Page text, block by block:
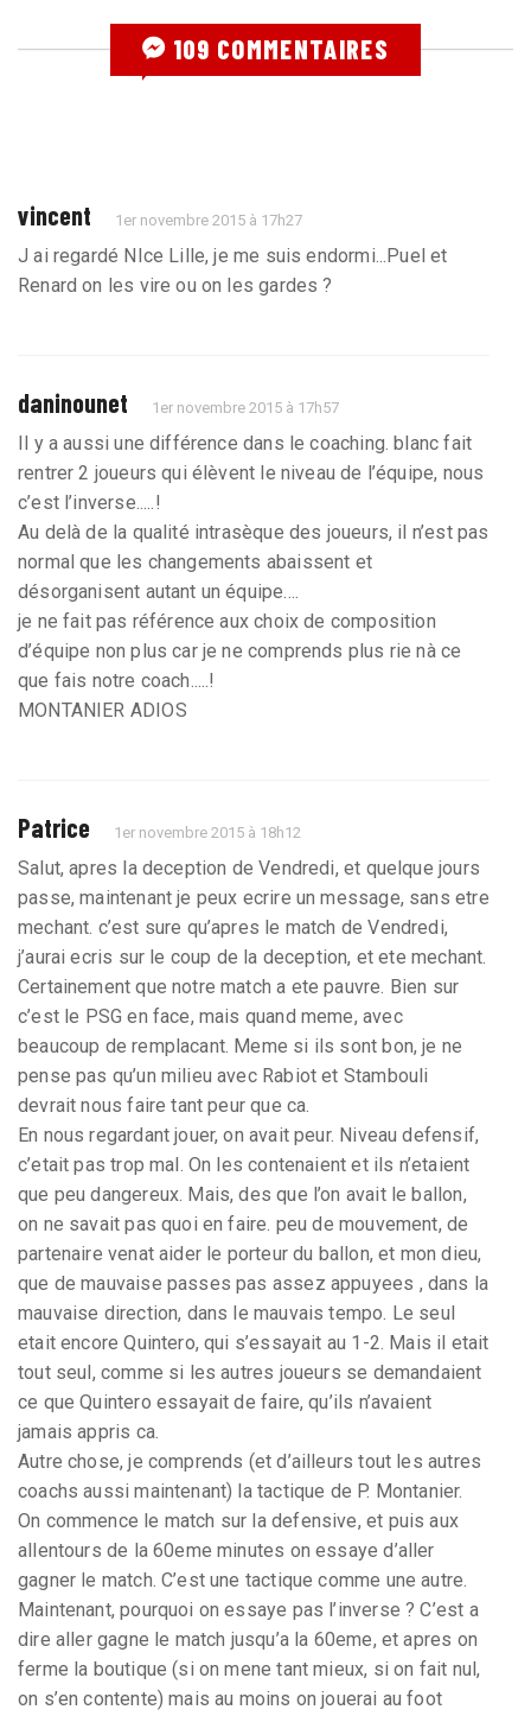
109 COMMENTAIRES
vincent 1er novembre 2015 à 17h27
J ai regardé NIce Lille, je me suis endormi...Puel et
Renard on les vire ou on les gardes ?
daninounet 1er novembre 2015 à 17h57
Il y a aussi une différence dans le coaching. blanc fait
rentrer 2 joueurs qui élèvent le niveau de l’équipe, nous
c’est l’inverse.....!
Au delà de la qualité intrasèque des joueurs, il n’est pas
normal que les changements abaissent et
désorganisent autant un équipe....
je ne fait pas référence aux choix de composition
d’équipe non plus car je ne comprends plus rie nà ce
que fais notre coach.....!
MONTANIER ADIOS
Patrice 1er novembre 2015 à 18h12
Salut, apres la deception de Vendredi, et quelque jours
passe, maintenant je peux ecrire un message, sans etre
mechant. c’est sure qu’apres le match de Vendredi,
j’aurai ecris sur le coup de la deception, et ete mechant.
Certainement que notre match a ete pauvre. Bien sur
c’est le PSG en face, mais quand meme, avec
beaucoup de remplacant. Meme si ils sont bon, je ne
pense pas qu’un milieu avec Rabiot et Stambouli
devrait nous faire tant peur que ca.
En nous regardant jouer, on avait peur. Niveau defensif,
c’etait pas trop mal. On les contenaient et ils n’etaient
que peu dangereux. Mais, des que l’on avait le ballon,
on ne savait pas quoi en faire. peu de mouvement, de
partenaire venat aider le porteur du ballon, et mon dieu,
que de mauvaise passes pas assez appuyees , dans la
mauvaise direction, dans le mauvais tempo. Le seul
etait encore Quintero, qui s’essayait au 1-2. Mais il etait
tout seul, comme si les autres joueurs se demandaient
ce que Quintero essayait de faire, qu’ils n’avaient
jamais appris ca.
Autre chose, je comprends (et d’ailleurs tout les autres
coachs aussi maintenant) la tactique de P. Montanier.
On commence le match sur la defensive, et puis aux
allentours de la 60eme minutes on essaye d’aller
gagner le match. C’est une tactique comme une autre.
Maintenant, pourquoi on essaye pas l’inverse ? C’est a
dire aller gagne le match jusqu’a la 60eme, et apres on
ferme la boutique (si on mene tant mieux, si on fait nul,
on s’en contente) mais au moins on jouerai au foot